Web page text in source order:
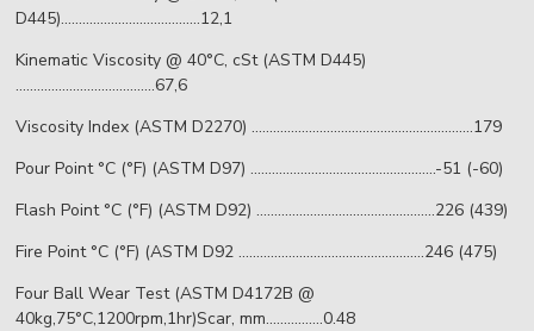
D445).......................................12,1
Kinematic Viscosity @ 40°C, cSt (ASTM D445)
.......................................67,6
Viscosity Index (ASTM D2270) ..............................................................179
Pour Point °C (°F) (ASTM D97) ....................................................-51 (-60)
Flash Point °C (°F) (ASTM D92) ..................................................226 (439)
Fire Point °C (°F) (ASTM D92 ....................................................246 (475)
Four Ball Wear Test (ASTM D4172B @
40kg,75°C,1200rpm,1hr)Scar, mm................0.48